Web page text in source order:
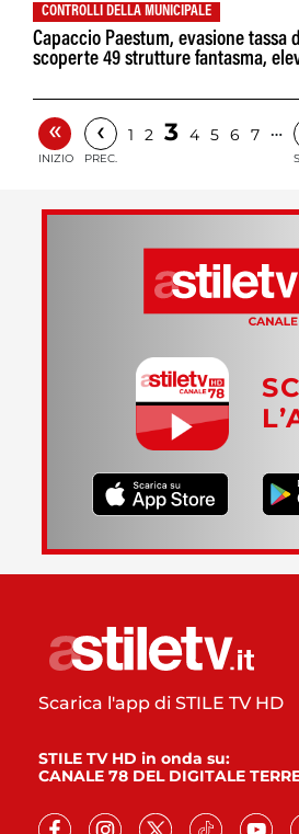
CONTROLLI DELLA MUNICIPALE
Capaccio Paestum, evasione tassa
scoperte 49 strutture fantasma,
«
INIZIO
‹
PREC.
1 2 3 4 5 6 7 …
Scarica l'app di STILE TV HD
STILE TV HD in onda su:
CANALE 78 DEL DIGITALE